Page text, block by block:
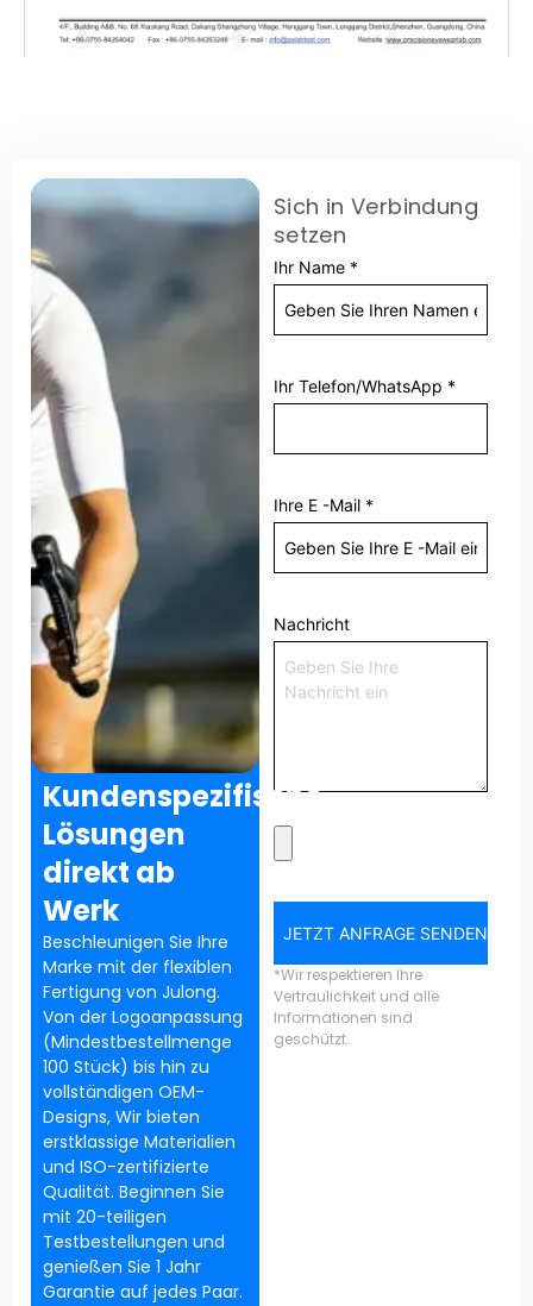
Sich in Verbindung
setzen
Ihr Name *
Ihr Telefon/WhatsApp *
Ihre E -Mail *
Nachricht
JETZT ANFRAGE SENDEN
*Wir respektieren Ihre
Vertraulichkeit und alle
Informationen sind
geschützt.
Kundenspezifische
Lösungen
direkt ab
Werk
Beschleunigen Sie Ihre
Marke mit der flexiblen
Fertigung von Julong.
Von der Logoanpassung
(Mindestbestellmenge
100 Stück) bis hin zu
vollständigen OEM-
Designs, Wir bieten
erstklassige Materialien
und ISO-zertifizierte
Qualität. Beginnen Sie
mit 20-teiligen
Testbestellungen und
genießen Sie 1 Jahr
Garantie auf jedes Paar.